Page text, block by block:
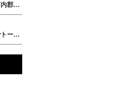
羽曳野市，富田林市，南河内郡，大阪 引越し, 大阪市 引越し, 大阪市24区 引越し, 不用品回収 大阪, 単身引越し 大阪, タワーマンション 引越し, IKEA家具 引越し
お家探しからお引越しまでトータルにお任せください！